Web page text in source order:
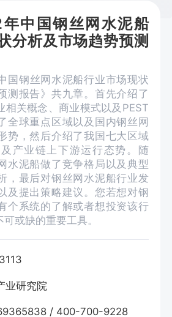
中国钢丝网水泥船
分析及市场趋势预测
国钢丝网水泥船行业市场现状
测报告》共九章。首先介绍了
相关概念、商业模式以及PEST
全球重点区域以及国内钢丝网
势，然后介绍了我国七大区域
产业链上下游运行态势。随
水泥船做了竞争格局以及典型
，最后对钢丝网水泥船行业发
及提出策略建议。您若想对钢
个系统的了解或者想投资该行
或缺的重要工具。
业研究院
/ 400-700-9228